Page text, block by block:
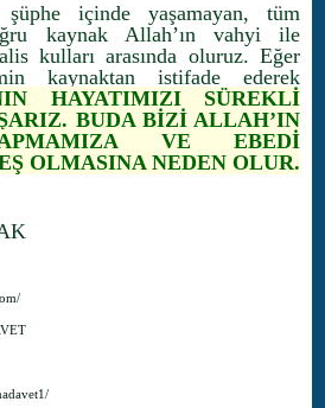
şüphe içinde yaşamayan, tüm
kaynak Allah’ın vahyi ile
kulları arasında oluruz. Eğer
kaynaktan istifade ederek
HAYATIMIZI SÜREKLİ
BUDA BİZİ ALLAH’IN
VE EBEDİ
OLMASINA NEDEN OLUR.